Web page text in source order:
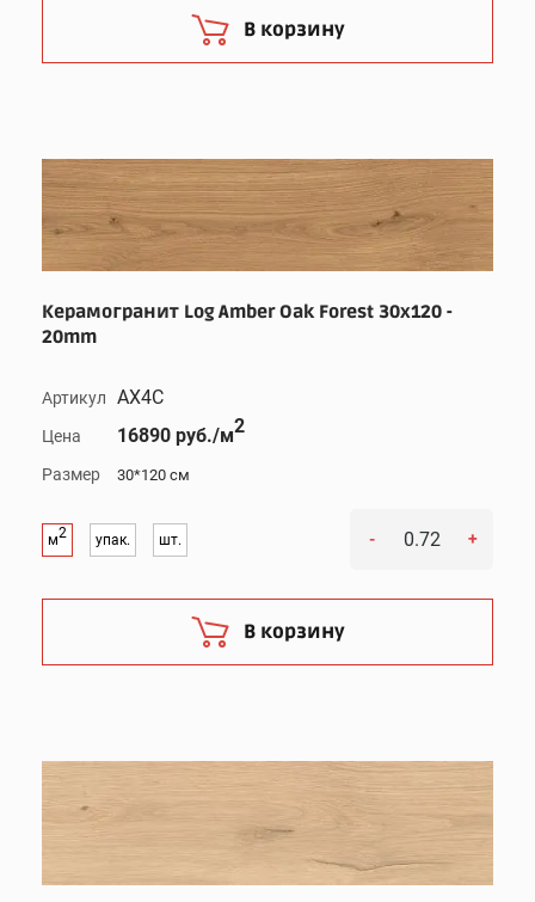
В корзину
Керамогранит Log Amber Oak Forest 30x120 -
20mm
Артикул AX4C
Цена 16890 руб./м2
Размер 30*120 см
м2 упак. шт. - +
В корзину